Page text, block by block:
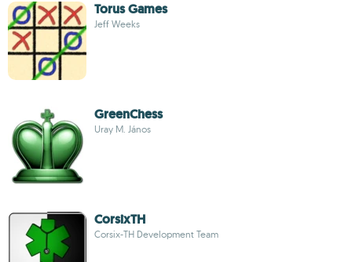
Torus Games
Jeff Weeks
GreenChess
Uray M. János
CorsixTH
Corsix-TH Development Team